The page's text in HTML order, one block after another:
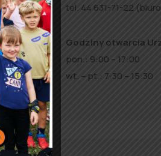
tel. 44 631-71-22
Godziny otwarcia
pon.: 9:00 – 17:00
wt. – pt.: 7:30 – 15:30